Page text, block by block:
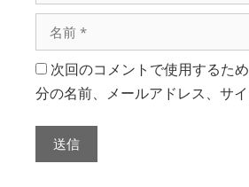
次回のコメントで使用するた
分の名前、メールアドレス、サイ